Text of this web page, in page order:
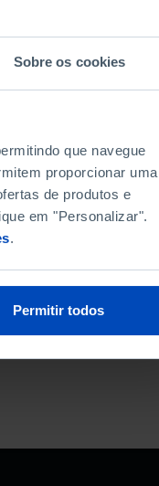
Sobre os cookies
que navegue
proporcionar uma
de produtos e
em "Personalizar".
.
Permitir todos
ORDENAR POR